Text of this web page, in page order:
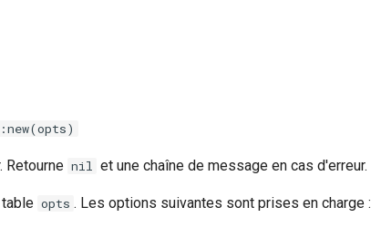
Retourne nil et une chaîne de message en cas d'erreur.
opts . Les options suivantes sont prises en charge :